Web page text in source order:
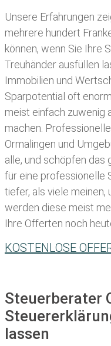
Unsere Erfahrungen
mehrere hundert
können, wenn Sie Ihre
Treuhänder ausfüllen
Immobilien und
Sparpotential oft
meist einfach zuwenig
machen. Professionelle
Ormalingen und
alle, und schöpfen das
für eine professionelle
tiefer, als viele meinen,
werden diese meist
Ihre Offerten noch
KOSTENLOSE
Steuerberater
lassen